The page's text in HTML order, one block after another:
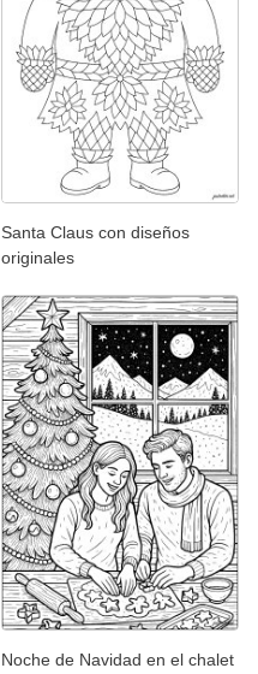
Santa Claus con diseños
originales
Noche de Navidad en el chalet